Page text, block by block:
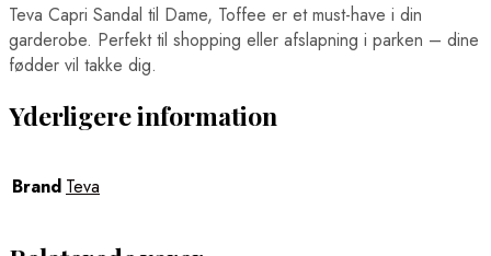
Teva Capri Sandal til Dame, Toffee er et must-have i din
garderobe. Perfekt til shopping eller afslapning i parken – dine
fødder vil takke dig.
Yderligere information
Brand Teva